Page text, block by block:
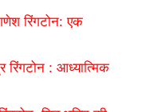
रिंगटोन: एक
: आध्यात्मिक